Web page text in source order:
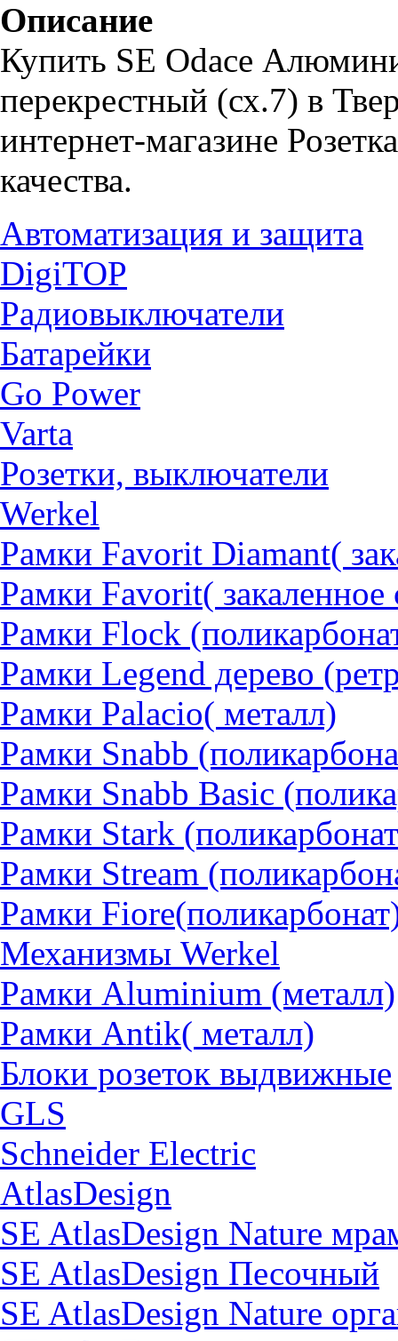
Описание
Купить SE Odace
перекрестный (сх.7) в
интернет-магазине
качества.
Автоматизация и защита
DigiTOP
Радиовыключатели
Батарейки
Go Power
Varta
Розетки, выключатели
Werkel
Рамки Favorit Diamant(
Рамки Favorit( закаленное
Рамки Flock
Рамки Legend дерево
Рамки Palacio( металл)
Рамки Snabb
Рамки Snabb Basic
Рамки Stark
Рамки Stream
Рамки
Механизмы Werkel
Рамки Aluminium (металл)
Рамки Antik( металл)
Блоки розеток выдвижные
GLS
Schneider Electric
AtlasDesign
SE AtlasDesign Nature
SE AtlasDesign Песочный
SE AtlasDesign Nature